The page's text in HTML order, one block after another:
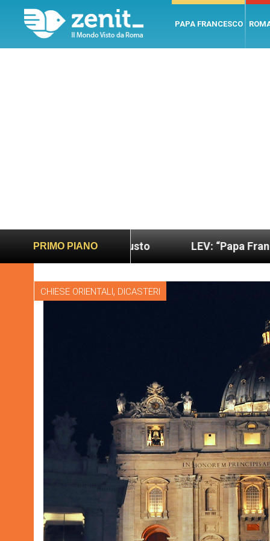
PAPA FRANCESCO
PRIMO PIANO
e giusto LEV: “Papa Francesco. Un uomo
CHIESE ORIENTALI, DICASTERI